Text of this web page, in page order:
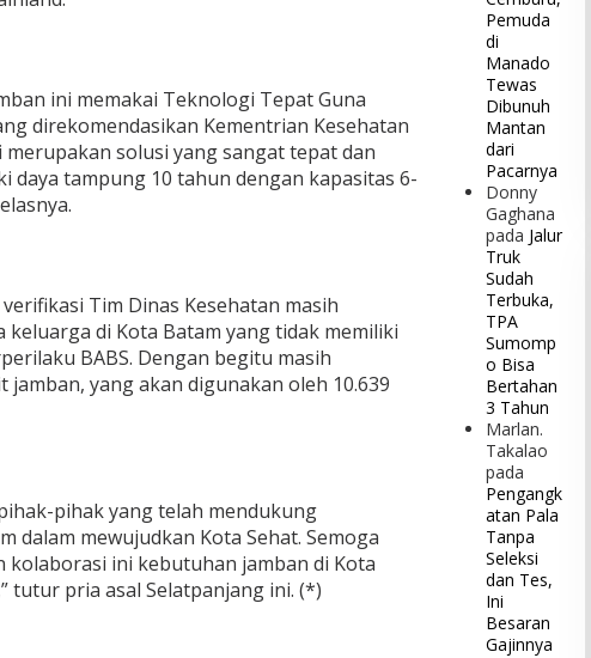
ini memakai Teknologi Tepat Guna
direkomendasikan Kementrian Kesehatan
merupakan solusi yang sangat tepat dan
daya tampung 10 tahun dengan kapasitas 6-
Tim Dinas Kesehatan masih
keluarga di Kota Batam yang tidak memiliki
BABS. Dengan begitu masih
jamban, yang akan digunakan oleh 10.639
pihak yang telah mendukung
dalam mewujudkan Kota Sehat. Semoga
kolaborasi ini kebutuhan jamban di Kota
tutur pria asal Selatpanjang ini. (*)
Pemuda
di
Manado
Tewas
Dibunuh
Mantan
dari
Pacarnya
Donny
Gaghana
pada Jalur
Truk
Sudah
Terbuka,
TPA
Sumomp
o Bisa
Bertahan
3 Tahun
Marlan.
Takalao
pada
Pengangk
atan Pala
Tanpa
Seleksi
dan Tes,
Ini
Besaran
Gajinnya